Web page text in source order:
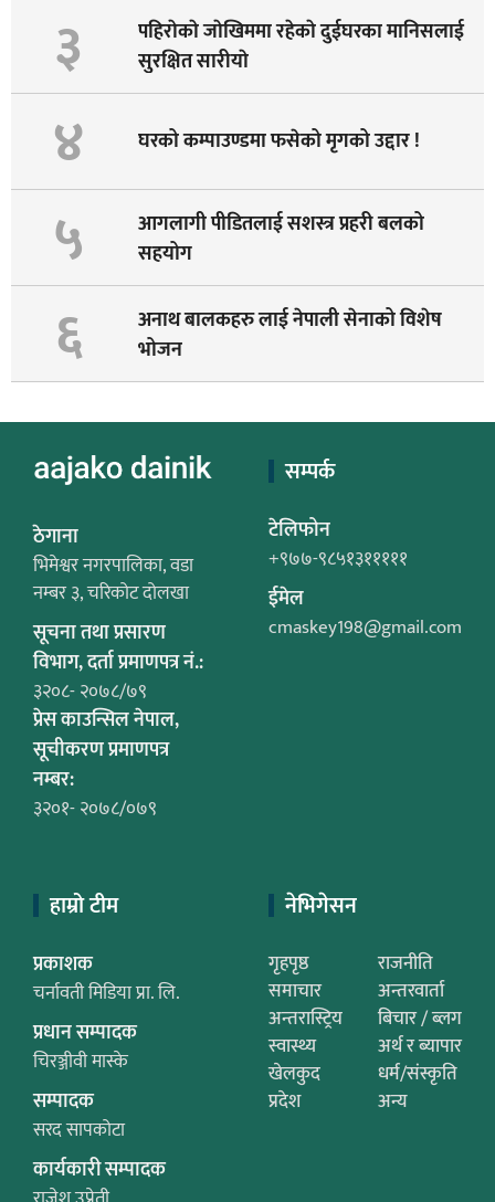
३
पहिराेकाे जाेखिममा रहेकाे दुईघरका मानिसलाई
सुरक्षित सारीयाे
४ घरको कम्पाउण्डमा फसेको मृगको उद्दार !
५
आगलागी पीडितलाई सशस्त्र प्रहरी बलको
सहयोग
६
अनाथ बालकहरु लाई नेपाली सेनाको विशेष
भोजन
ठेगाना
भिमेश्वर नगरपालिका, वडा
नम्बर ३, चरिकोट दोलखा
सूचना तथा प्रसारण
विभाग, दर्ता प्रमाणपत्र नं.:
३२०८- २०७८/७९
प्रेस काउन्सिल नेपाल,
सूचीकरण प्रमाणपत्र
नम्बर:
३२०१- २०७८/०७९
सम्पर्क
टेलिफोन
+९७७-९८५१३१११११
ईमेल
cmaskey198@gmail.com
हाम्रो टीम
प्रकाशक
चर्नावती मिडिया प्रा. लि.
प्रधान सम्पादक
चिरञ्जीवी मास्के
सम्पादक
सरद सापकोटा
कार्यकारी सम्पादक
नेभिगेसन
गृहपृष्ठ
राजनीति
समाचार
अन्तरवार्ता
अन्तरास्ट्रिय
बिचार / ब्लग
स्वास्थ्य
अर्थ र ब्यापार
खेलकुद
धर्म/संस्कृति
प्रदेश
अन्य